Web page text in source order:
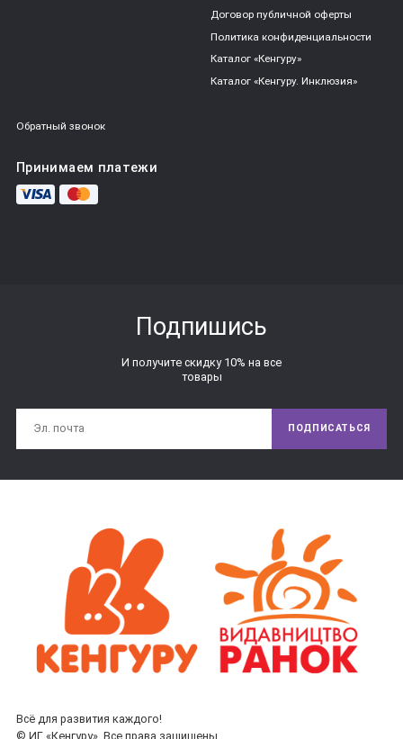
Договор публичной оферты
Политика конфиденциальности
Каталог «Кенгуру»
Каталог «Кенгуру. Инклюзия»
Обратный звонок
Принимаем платежи
Подпишись
И получите скидку 10% на все
товары
ПОДПИСАТЬСЯ
Всё для развития каждого!
© ИГ «Кенгуру». Все права защищены